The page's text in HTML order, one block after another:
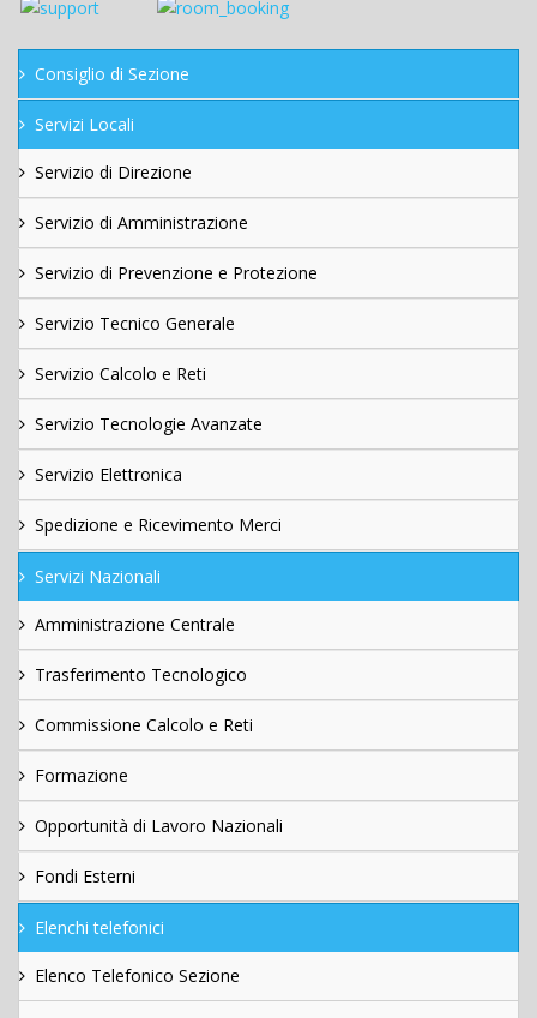
Consiglio di Sezione
Servizi Locali
Servizio di Direzione
Servizio di Amministrazione
Servizio di Prevenzione e Protezione
Servizio Tecnico Generale
Servizio Calcolo e Reti
Servizio Tecnologie Avanzate
Servizio Elettronica
Spedizione e Ricevimento Merci
Servizi Nazionali
Amministrazione Centrale
Trasferimento Tecnologico
Commissione Calcolo e Reti
Formazione
Opportunità di Lavoro Nazionali
Fondi Esterni
Elenchi telefonici
Elenco Telefonico Sezione